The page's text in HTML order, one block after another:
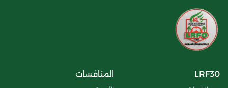
LRF30 المنافسات